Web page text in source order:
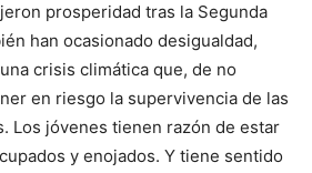
prosperidad tras la Segunda
han ocasionado desigualdad,
crisis climática que, de no
en riesgo la supervivencia de las
Los jóvenes tienen razón de estar
y enojados. Y tiene sentido